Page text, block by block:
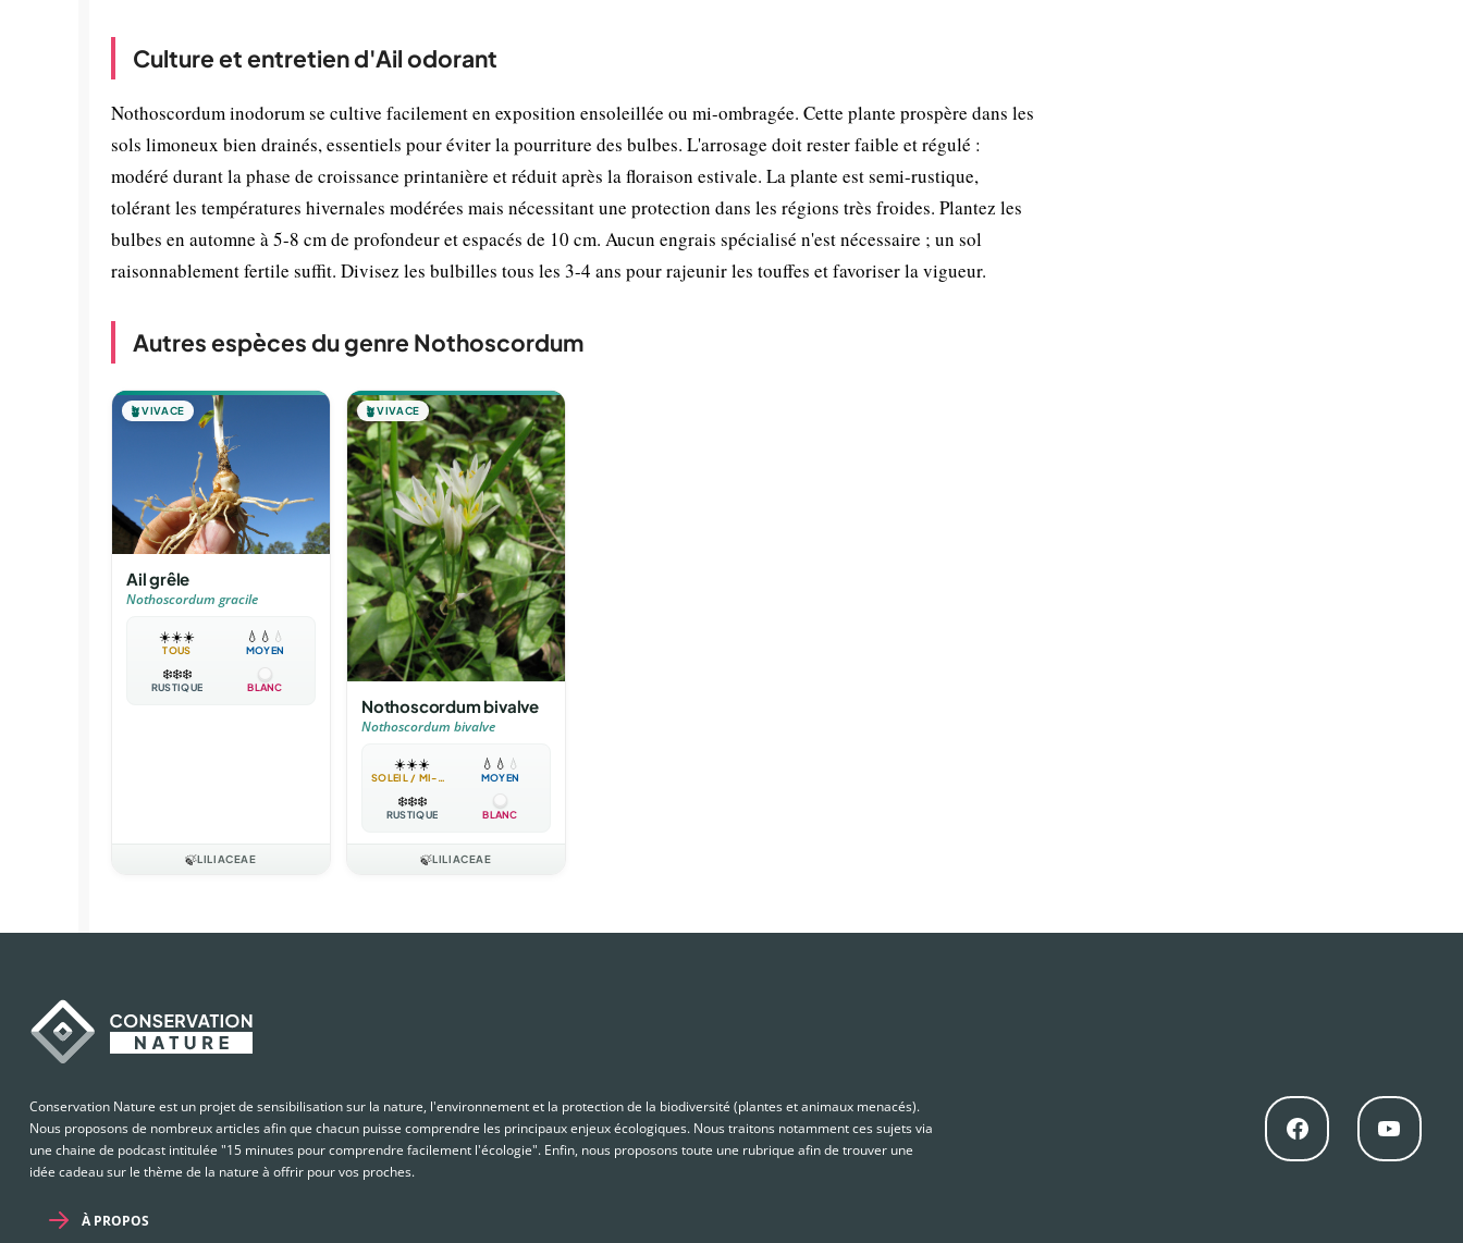
Culture et entretien d'Ail odorant
Nothoscordum inodorum se cultive facilement en exposition ensoleillée ou mi-ombragée. Cette plante prospère dans les
sols limoneux bien drainés, essentiels pour éviter la pourriture des bulbes. L'arrosage doit rester faible et régulé :
modéré durant la phase de croissance printanière et réduit après la floraison estivale. La plante est semi-rustique,
tolérant les températures hivernales modérées mais nécessitant une protection dans les régions très froides. Plantez les
bulbes en automne à 5-8 cm de profondeur et espacés de 10 cm. Aucun engrais spécialisé n'est nécessaire ; un sol
raisonnablement fertile suffit. Divisez les bulbilles tous les 3-4 ans pour rajeunir les touffes et favoriser la vigueur.
Autres espèces du genre Nothoscordum
🪴VIVACE
Ail grêle
Nothoscordum gracile
☀️☀️☀️
TOUS
💧 💧 💧
MOYEN
❄️❄️❄️
RUSTIQUE BLANC
🍃LILIACEAE
🪴VIVACE
Nothoscordum bivalve
Nothoscordum bivalve
☀️☀️☀️
SOLEIL / MI-OMBRE
💧 💧 💧
MOYEN
❄️❄️❄️
RUSTIQUE BLANC
🍃LILIACEAE
Conservation Nature est un projet de sensibilisation sur la nature, l'environnement et la protection de la biodiversité (plantes et animaux menacés).
Nous proposons de nombreux articles afin que chacun puisse comprendre les principaux enjeux écologiques. Nous traitons notamment ces sujets via
une chaine de podcast intitulée "15 minutes pour comprendre facilement l'écologie". Enfin, nous proposons toute une rubrique afin de trouver une
idée cadeau sur le thème de la nature à offrir pour vos proches.
À PROPOS